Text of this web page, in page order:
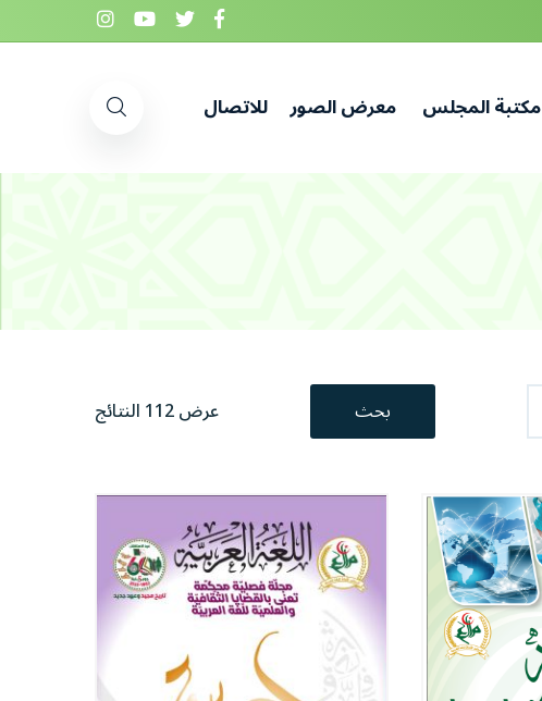
مكتبة المجلس معرض الصور للاتصال
بحث عرض 112 النتائج